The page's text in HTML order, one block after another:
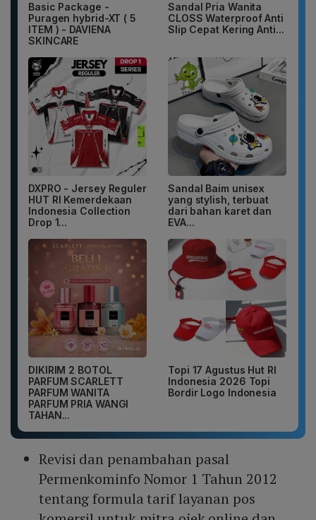
Basic Package -
Puragen hybrid-XT ( 5
ITEM ) - DAVIENA
SKINCARE
Sandal Pria Wanita
CLOSS Waterproof Anti
Slip Cepat Kering Anti...
DXPRO - Jersey Reguler
HUT RI Kemerdekaan
Indonesia Collection
Drop 1...
Sandal Baim unisex
yang stylish, terbuat
dari bahan karet dan
EVA...
DIKIRIM 2 BOTOL
PARFUM SCARLETT
PARFUM WANITA
PARFUM PRIA WANGI
TAHAN...
Topi 17 Agustus Hut RI
Indonesia 2026 Topi
Bordir Logo Indonesia
Revisi dan penambahan pasal
Permenkominfo Nomor 1 Tahun 2012
tentang formula tarif layanan pos